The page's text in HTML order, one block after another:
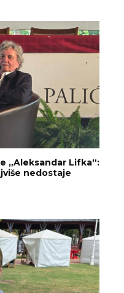
„Aleksandar Lifka“:
nedostaje